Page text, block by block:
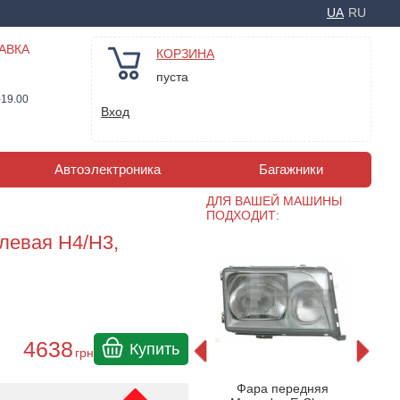
UA RU
КОРЗИНА
пуста
Вход
Автоэлектроника Багажники
H4/H3,
4638 грн Купить
ДЛЯ ВАШЕЙ МАШИНЫ
ПОДХОДИТ:
Mercedes E-Class
Фара передняя